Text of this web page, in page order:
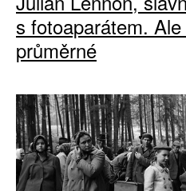
s fotoaparátem.
průměrné